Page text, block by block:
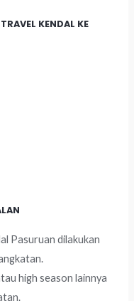
KENDAL KE
Pasuruan dilakukan
high season lainnya